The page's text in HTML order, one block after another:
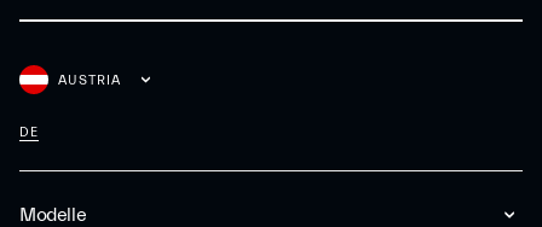
Modelle
AUSTRIA
DE